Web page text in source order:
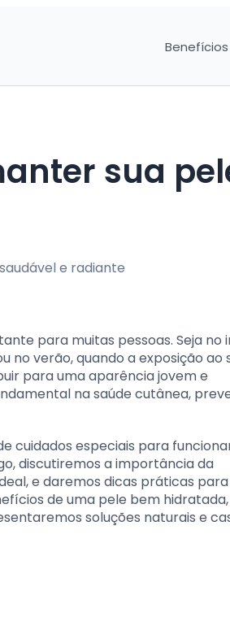
Benefícios
sua
para muitas pessoas. Seja no
no verão, quando a exposição ao
para uma aparência jovem e
na saúde cutânea,
cuidados especiais para
discutiremos a importância da
e daremos dicas práticas para
de uma pele bem hidratada,
soluções naturais e